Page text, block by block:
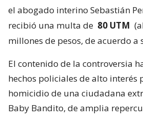
el abogado interino Sebastián
recibió una multa de 80 UTM
millones de pesos, de acuerdo a
El contenido de la controversia
hechos policiales de alto interés
homicidio de una ciudadana
Baby Bandito, de amplia